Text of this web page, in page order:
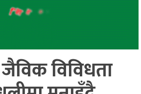
विविधता